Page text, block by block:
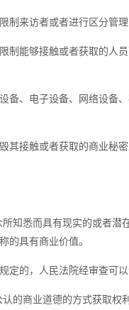
制来访者或者进行区分管
制能够接触或者获取的人
备、电子设备、网络设备
其接触或者获取的商业秘
知悉而具有现实的或者潜
的具有商业价值。
的，人民法院经审查可以
的商业道德的方式获取权